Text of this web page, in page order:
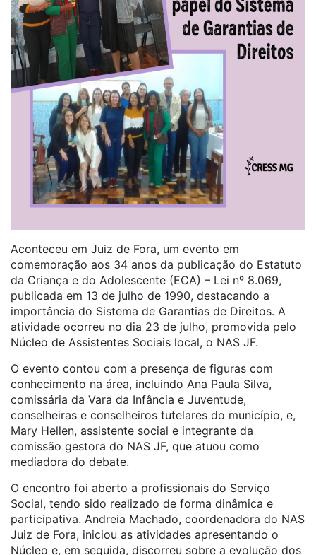
Aconteceu em Juiz de Fora, um evento em
comemoração aos 34 anos da publicação do Estatuto
da Criança e do Adolescente (ECA) – Lei nº 8.069,
publicada em 13 de julho de 1990, destacando a
importância do Sistema de Garantias de Direitos. A
atividade ocorreu no dia 23 de julho, promovida pelo
Núcleo de Assistentes Sociais local, o NAS JF.
O evento contou com a presença de figuras com
conhecimento na área, incluindo Ana Paula Silva,
comissária da Vara da Infância e Juventude,
conselheiras e conselheiros tutelares do município, e,
Mary Hellen, assistente social e integrante da
comissão gestora do NAS JF, que atuou como
mediadora do debate.
O encontro foi aberto a profissionais do Serviço
Social, tendo sido realizado de forma dinâmica e
participativa. Andreia Machado, coordenadora do NAS
Juiz de Fora, iniciou as atividades apresentando o
Núcleo e, em seguida, discorreu sobre a evolução dos